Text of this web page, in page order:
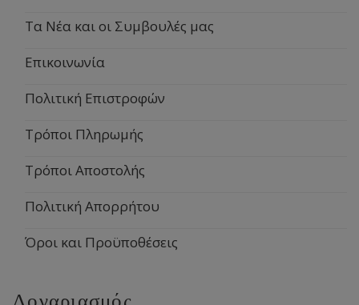
Τα Νέα και οι Συμβουλές μας
Επικοινωνία
Πολιτική Επιστροφών
Τρόποι Πληρωμής
Τρόποι Αποστολής
Πολιτική Απορρήτου
Όροι και Προϋποθέσεις
Λογαριασμός